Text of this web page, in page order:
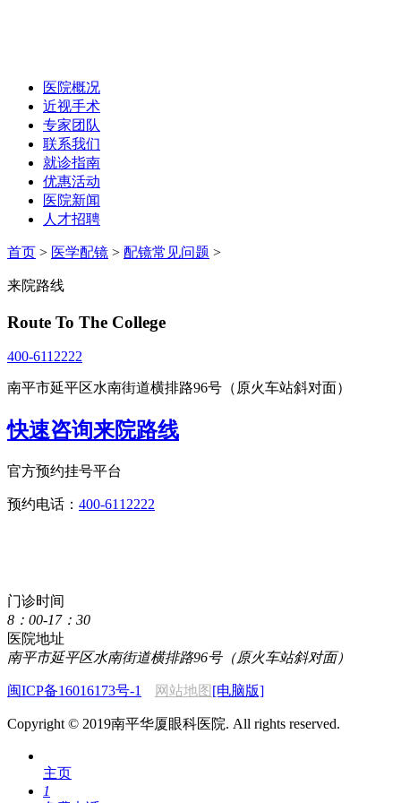
医院概况
近视手术
专家团队
联系我们
就诊指南
优惠活动
医院新闻
人才招聘
首页 > 医学配镜 > 配镜常见问题 >
来院路线
Route To The College
400-6112222
南平市延平区水南街道横排路96号（原火车站斜对面）
快速咨询来院路线
官方预约挂号平台
预约电话： 400-6112222
门诊时间
8：00-17：30
医院地址
南平市延平区水南街道横排路96号（原火车站斜对面）
闽ICP备16016173号-1 网站地图 [电脑版]
Copyright © 2019南平华厦眼科医院. All rights reserved.
主页
1